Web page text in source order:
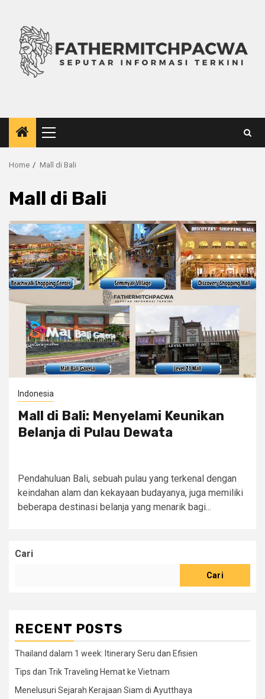
content
Primary
Menu
Home Mall di Bali
Mall di Bali
Indonesia
Mall di Bali: Menyelami Keunikan
Belanja di Pulau Dewata
Pendahuluan Bali, sebuah pulau yang terkenal dengan
keindahan alam dan kekayaan budayanya, juga memiliki
beberapa destinasi belanja yang menarik bagi...
Cari
Cari
RECENT POSTS
Thailand dalam 1 week: Itinerary Seru dan Efisien
Tips dan Trik Traveling Hemat ke Vietnam
Menelusuri Sejarah Kerajaan Siam di Ayutthaya